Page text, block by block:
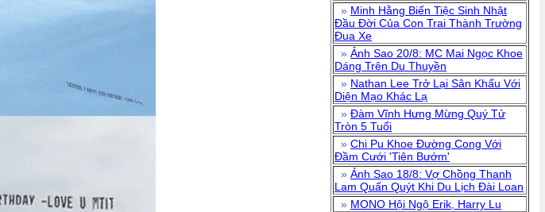
» Minh Hằng Biến Tiệc Sinh Nhật
Đầu Đời Của Con Trai Thành Trường
Đua Xe
» Ảnh Sao 20/8: MC Mai Ngọc Khoe
Dáng Trên Du Thuyền
» Nathan Lee Trở Lại Sân Khấu Với
Diện Mạo Khác Lạ
» Đàm Vĩnh Hưng Mừng Quý Tử
Tròn 5 Tuổi
» Chi Pu Khoe Đường Cong Với
Đầm Cưới 'Tiên Bướm'
» Ảnh Sao 18/8: Vợ Chồng Thanh
Lam Quấn Quýt Khi Du Lịch Đài Loan
» MONO Hội Ngộ Erik, Harry Lu